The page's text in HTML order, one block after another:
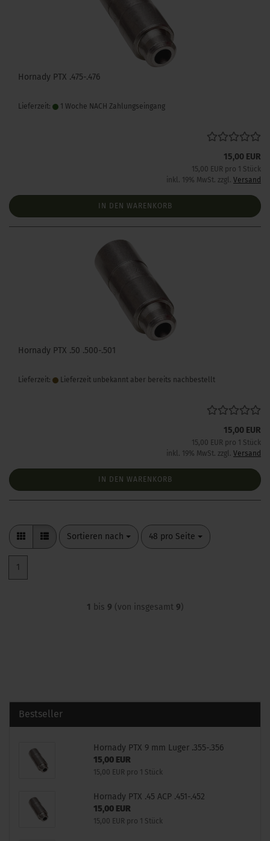
Hornady PTX .475-.476
Lieferzeit: 1 Woche NACH Zahlungseingang
15,00 EUR
15,00 EUR pro 1 Stück
inkl. 19% MwSt. zzgl. Versand
IN DEN WARENKORB
Hornady PTX .50 .500-.501
Lieferzeit: Lieferzeit unbekannt aber bereits nachbestellt
15,00 EUR
15,00 EUR pro 1 Stück
inkl. 19% MwSt. zzgl. Versand
IN DEN WARENKORB
Sortieren nach
Sortieren nach 48 pro Seite
pro Seite
1
1 bis 9 (von insgesamt 9)
Bestseller
Hornady PTX 9 mm Luger .355-.356
15,00 EUR
15,00 EUR pro 1 Stück
Hornady PTX .45 ACP .451-.452
15,00 EUR
15,00 EUR pro 1 Stück